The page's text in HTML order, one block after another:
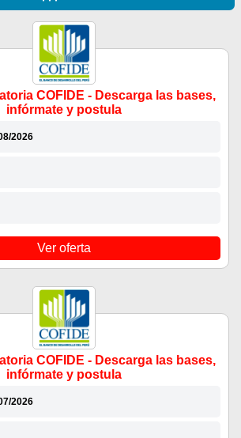
COFIDE - Descarga las bases,
infórmate y postula
2026
Ver oferta
COFIDE - Descarga las bases,
infórmate y postula
2026